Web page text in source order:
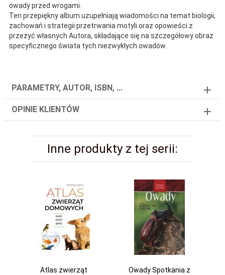
owady przed wrogami.
Ten przepiękny album uzupełniają wiadomości na temat biologii,
zachowań i strategii przetrwania motyli oraz opowieści z
przeżyć własnych Autora, składające się na szczegółowy obraz
specyficznego świata tych niezwykłych owadów.
PARAMETRY, AUTOR, ISBN, ...
OPINIE KLIENTÓW
Inne produkty z tej serii:
Atlas zwierząt
Owady Spotkania z